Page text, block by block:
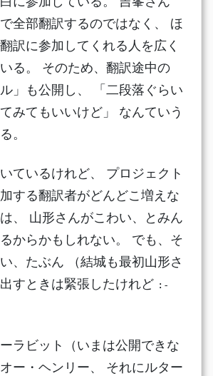
全部翻訳するのではなく、 ほ
訳に参加してくれる人を広く
る。 そのため、翻訳途中の
ル」も公開し、 「二段落ぐらい
みてもいいけど」 なんていう
。
ているけれど、 プロジェクト
する翻訳者がどんどこ増えな
、 山形さんがこわい、とみん
からかもしれない。 でも、そ
、たぶん （結城も最初山形さ
すときは緊張したけれど :-
ラビット（いまは公開できな
ー・ヘンリー、 それにルター